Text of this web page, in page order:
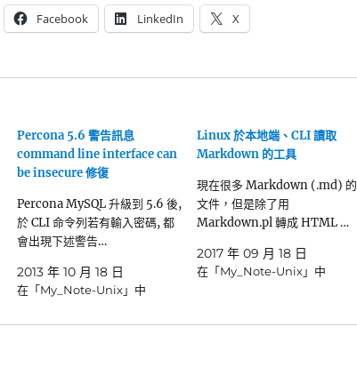
Facebook LinkedIn X
Percona 5.6 警告訊息
command line interface can
be insecure 修復
Percona MySQL 升級到 5.6 後,
於 CLI 命令列若有輸入密碼, 都
會出現下述警告…
2013 年 10 月 18 日
在「My_Note-Unix」中
Linux 於本地端、CLI 讀取
Markdown 的工具
現在很多 Markdown (.md) 的
文件，但是除了用
Markdown.pl 轉成 HTML …
2017 年 09 月 18 日
在「My_Note-Unix」中